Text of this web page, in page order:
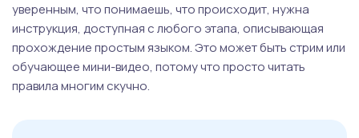
уверенным, что понимаешь, что происходит, нужна
инструкция, доступная с любого этапа, описывающая
прохождение простым языком. Это может быть стрим или
обучающее мини-видео, потому что просто читать
правила многим скучно.